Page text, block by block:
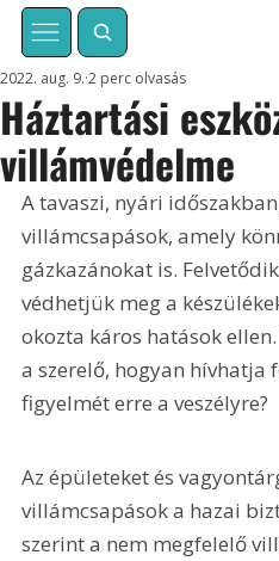
Háztartási
villámvédelme
2022. aug. 9. 2 perc olvasás
A tavaszi, nyári
villámcsapások, amely
gázkazánokat is.
védhetjük meg a
okozta káros hatások
a szerelő, hogyan hívhatja
figyelmét erre a veszélyre?
Az épületeket és
villámcsapások a hazai
szerint a nem megfelelő